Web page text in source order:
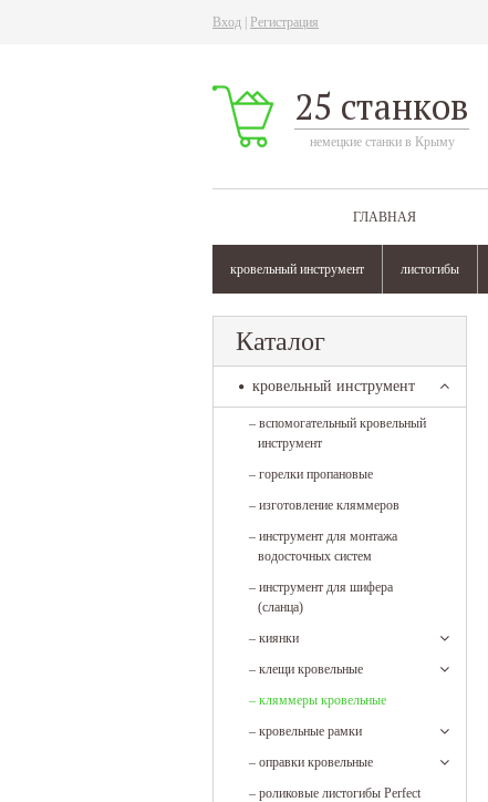
Вход Регистрация
25 станков
немецкие станки в Крыму
ГЛАВНАЯ
кровельный инструмент листогибы
Каталог
кровельный инструмент
– вспомогательный кровельный
инструмент
– горелки пропановые
– изготовление кляммеров
– инструмент для монтажа
водосточных систем
– инструмент для шифера
(сланца)
– киянки
– клещи кровельные
– кляммеры кровельные
– кровельные рамки
– оправки кровельные
– роликовые листогибы Perfect